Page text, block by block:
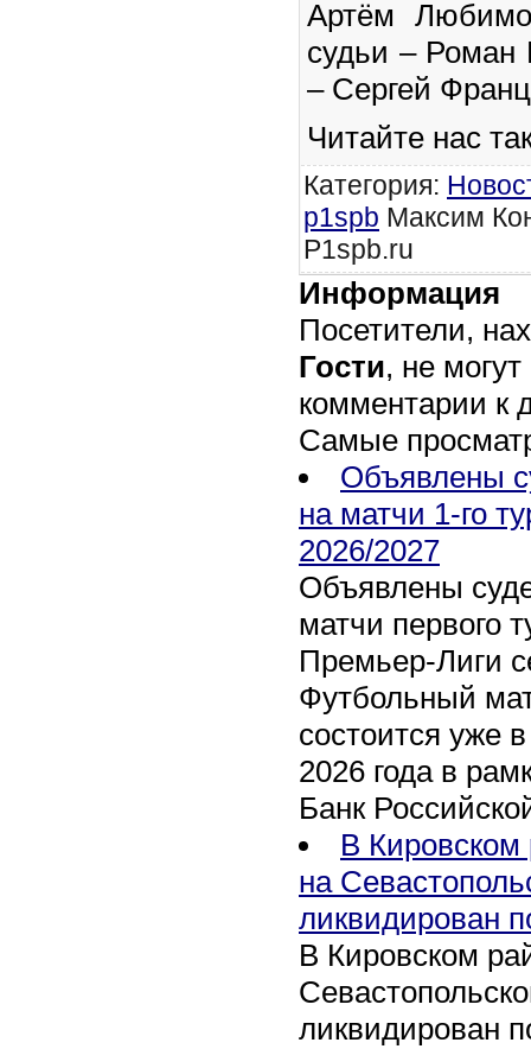
Артём
судьи – Роман
– Сергей
Читайте нас
Категория:
p1spb Максим
P1spb.ru
Информация
Посетители,
Гости, не
комментарии к
Самые
Объявлены
на матчи 1-го
2026/2027
Объявлены
матчи первого
Премьер-Лиги
Футбольный
состоится уже
2026 года в
Банк
В Кировском
на
ликвидирован
В Кировском
ликвидирован